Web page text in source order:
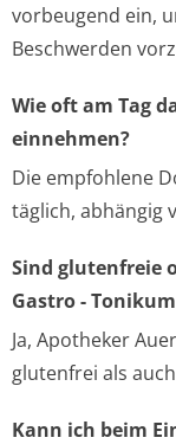
vorbeugend ein,
Beschwerden
Wie oft am Tag
einnehmen?
Die empfohlene
täglich, abhängig
Sind glutenfreie
Gastro -
Ja, Apotheker
glutenfrei als
Kann ich beim